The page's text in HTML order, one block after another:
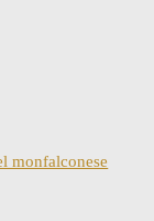
monfalconese